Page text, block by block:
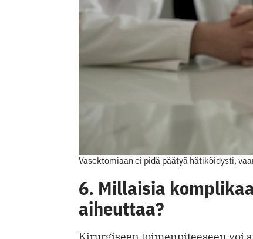
Vasektomiaan ei pidä päätyä hätiköidysti,
6. Millaisia
aiheuttaa?